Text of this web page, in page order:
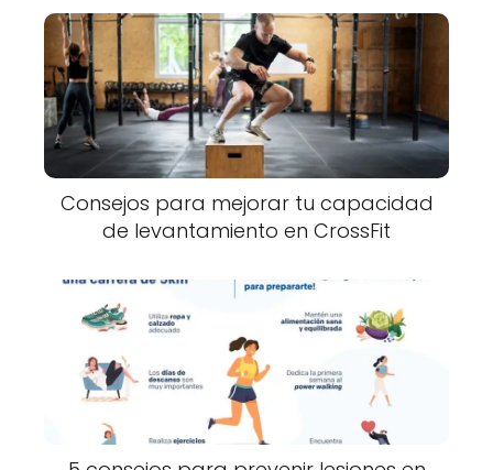
Consejos para mejorar tu capacidad
de levantamiento en CrossFit